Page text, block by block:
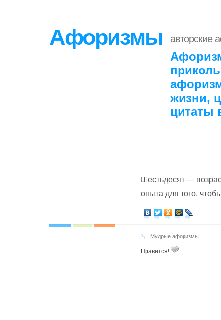
Афоризмы авторские
жизни,
цитаты
Шестьдесят —
опыта для того,
Мудрые афоризмы
Нравится!